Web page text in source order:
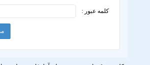
کلمه عبور :